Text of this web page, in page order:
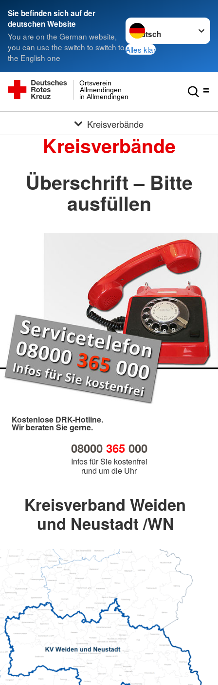
Sie befinden sich auf der
deutschen Website
You are on the German website,
you can use the switch to switch to
the English one
Sprache wechseln zu
Alles klar
in Allmendingen
Allmendingen
Ortsverein
Kreisverbände
Kreisverbände
Überschrift – Bitte
ausfüllen
Kostenlose DRK-Hotline.
Wir beraten Sie gerne.
08000 365000
Infos für Sie kostenfrei
rund um die Uhr
Kreisverband Weiden
und Neustadt /WN